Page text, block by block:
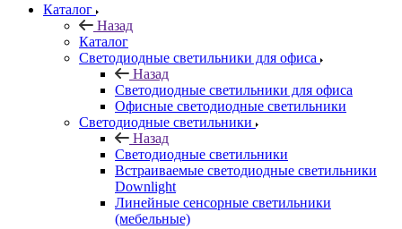
Каталог
Назад
Каталог
Светодиодные светильники для офиса
Назад
Светодиодные светильники для офиса
Офисные светодиодные светильники
Светодиодные светильники
Назад
Светодиодные светильники
Встраиваемые светодиодные светильники
Downlight
Линейные сенсорные светильники
(мебельные)